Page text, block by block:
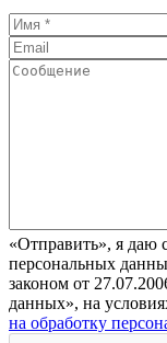
«Отправить», я даю
персональных
законом от
данных», на
на обработку